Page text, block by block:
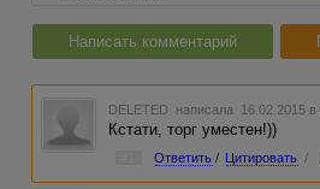
Написать комментарий
DELETED написала 16.02.2015 в
Кстати, торг уместен!))
Ответить / Цитировать /